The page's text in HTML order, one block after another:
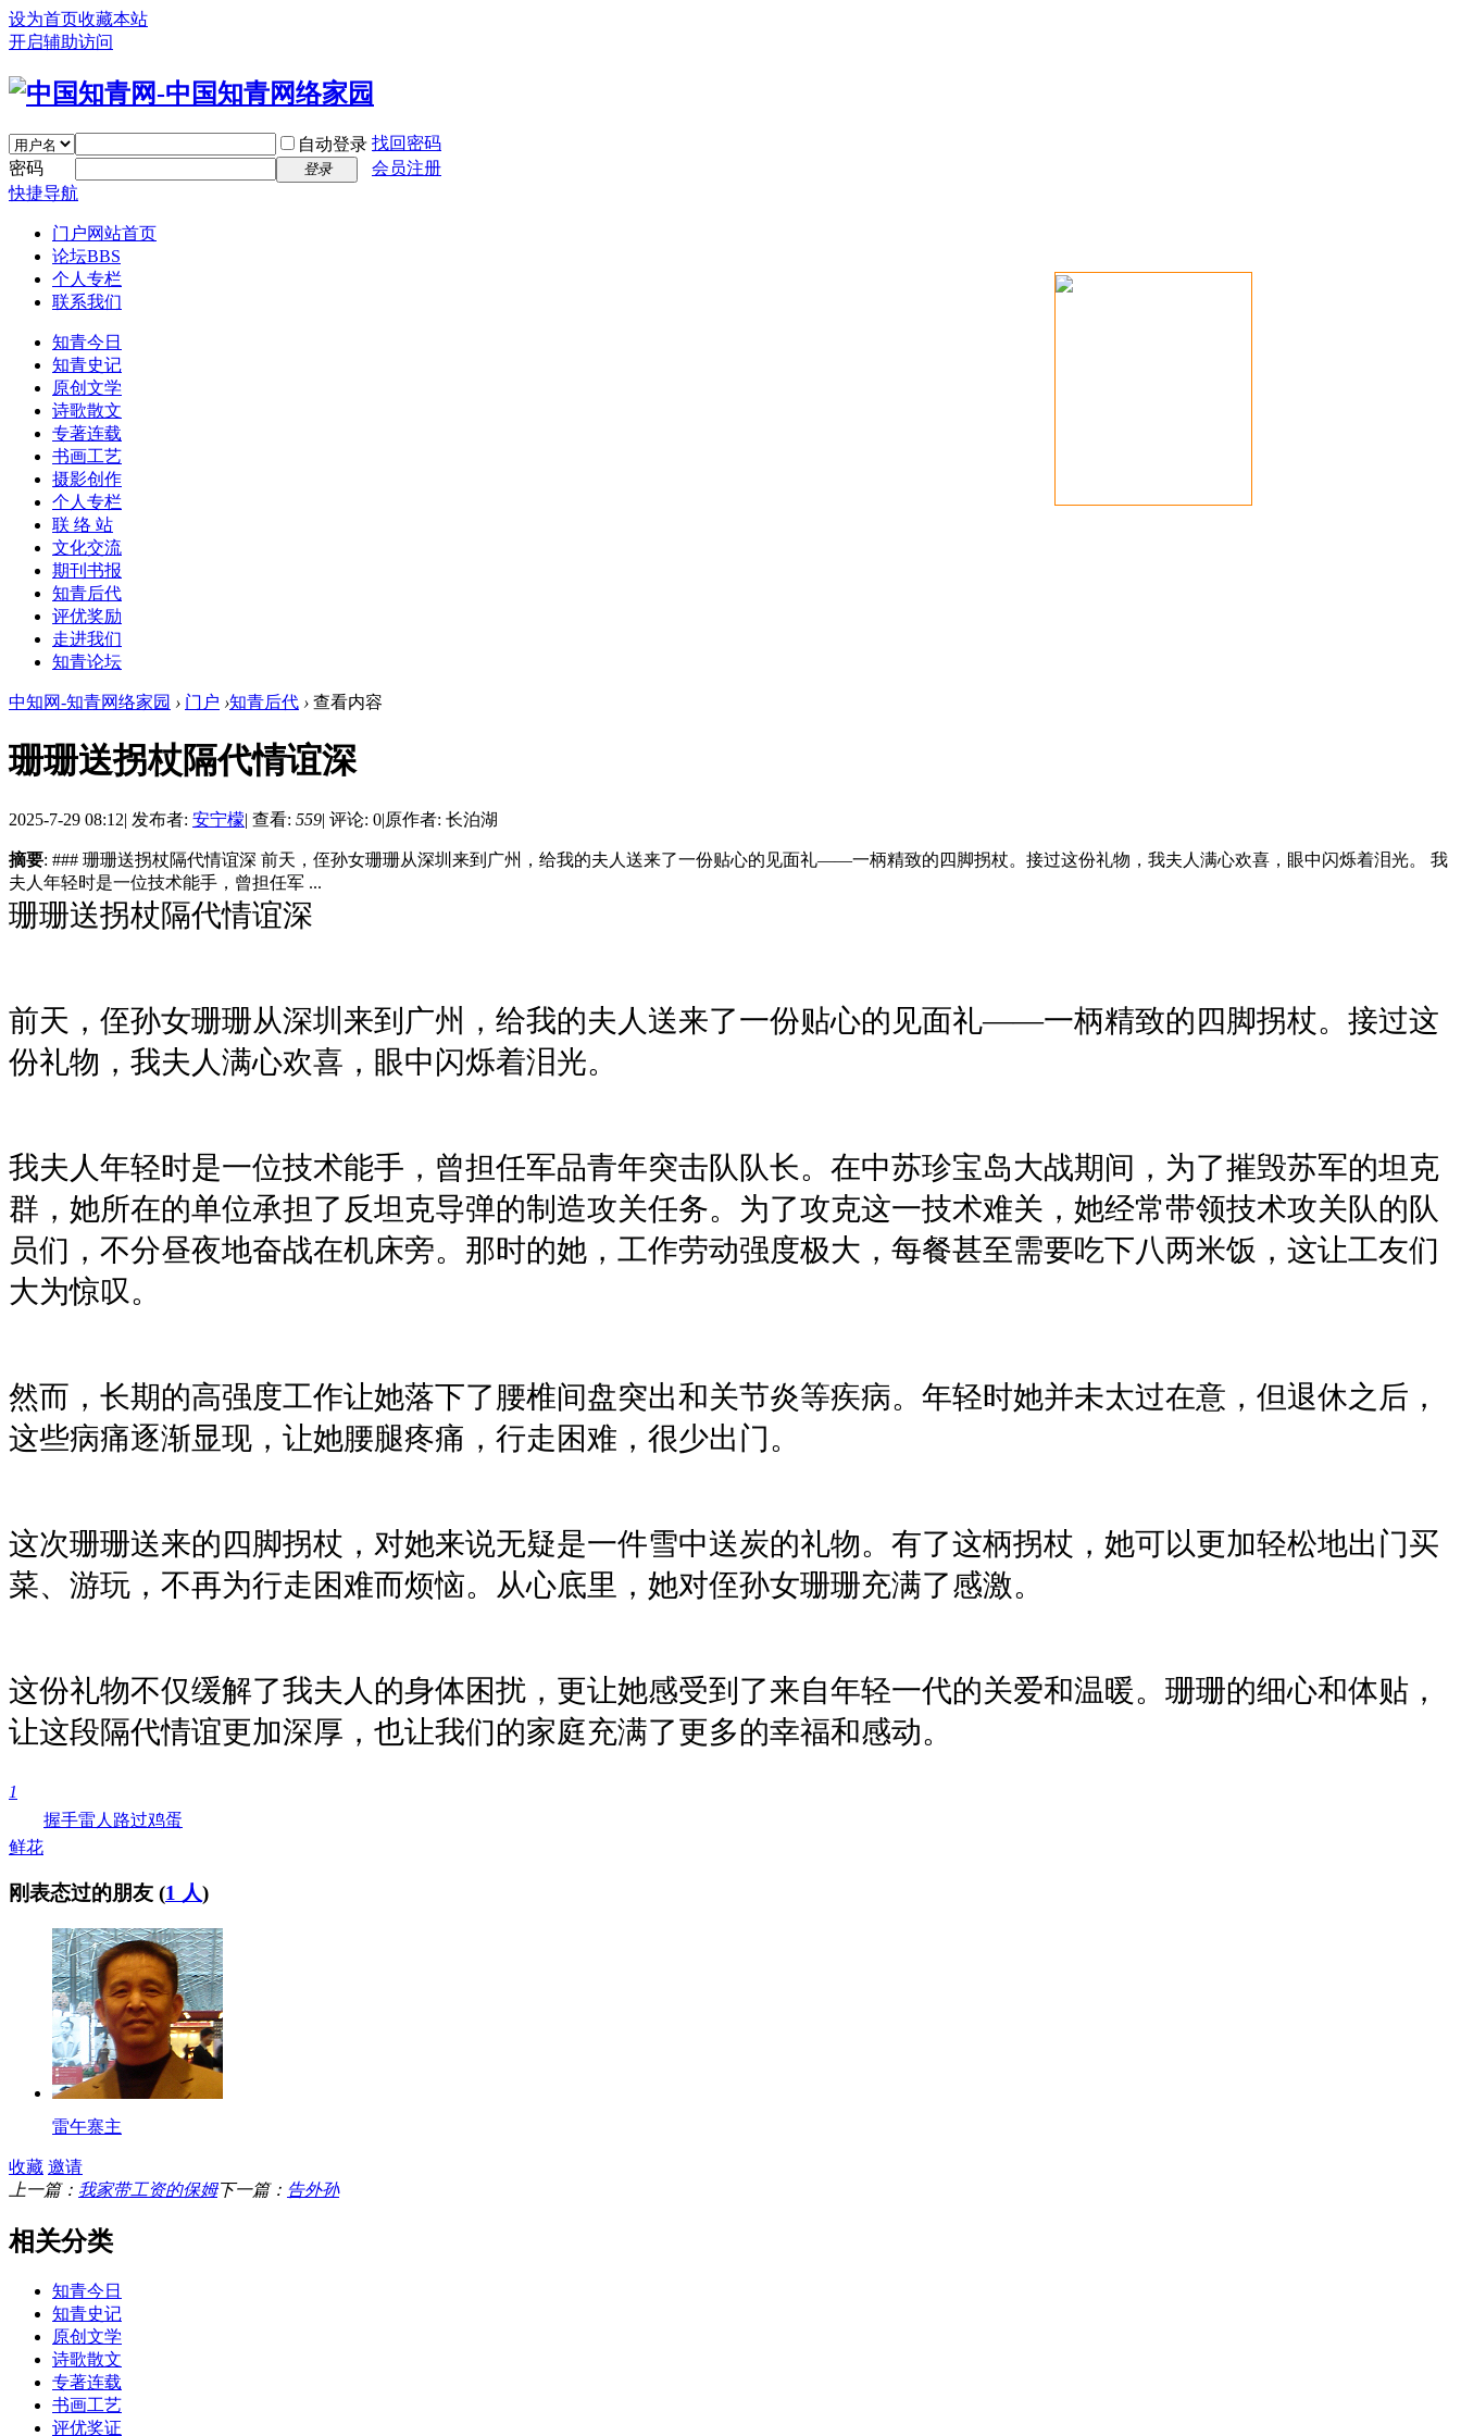
设为首页收藏本站
开启辅助访问
自动登录 找回密码
密码
登录
会员注册
快捷导航
门户网站首页
论坛BBS
个人专栏
联系我们
知青今日
知青史记
原创文学
诗歌散文
专著连载
书画工艺
摄影创作
个人专栏
联 络 站
文化交流
期刊书报
知青后代
评优奖励
走进我们
知青论坛
中知网-知青网络家园 › 门户 ›知青后代 › 查看内容
珊珊送拐杖隔代情谊深
2025-7-29 08:12| 发布者: 安宁檬| 查看: 559| 评论: 0|原作者: 长泊湖
摘要: ### 珊珊送拐杖隔代情谊深 前天，侄孙女珊珊从深圳来到广州，给我的夫人送来了一份贴心的见面礼——一柄精致的四脚拐杖。接过这份礼物，我夫人满心欢喜，眼中闪烁着泪光。 我
夫人年轻时是一位技术能手，曾担任军 ...
珊珊送拐杖隔代情谊深
前天，侄孙女珊珊从深圳来到广州，给我的夫人送来了一份贴心的见面礼——一柄精致的四脚拐杖。接过这
份礼物，我夫人满心欢喜，眼中闪烁着泪光。
我夫人年轻时是一位技术能手，曾担任军品青年突击队队长。在中苏珍宝岛大战期间，为了摧毁苏军的坦克
群，她所在的单位承担了反坦克导弹的制造攻关任务。为了攻克这一技术难关，她经常带领技术攻关队的队
员们，不分昼夜地奋战在机床旁。那时的她，工作劳动强度极大，每餐甚至需要吃下八两米饭，这让工友们
大为惊叹。
然而，长期的高强度工作让她落下了腰椎间盘突出和关节炎等疾病。年轻时她并未太过在意，但退休之后，
这些病痛逐渐显现，让她腰腿疼痛，行走困难，很少出门。
这次珊珊送来的四脚拐杖，对她来说无疑是一件雪中送炭的礼物。有了这柄拐杖，她可以更加轻松地出门买
菜、游玩，不再为行走困难而烦恼。从心底里，她对侄孙女珊珊充满了感激。
这份礼物不仅缓解了我夫人的身体困扰，更让她感受到了来自年轻一代的关爱和温暖。珊珊的细心和体贴，
让这段隔代情谊更加深厚，也让我们的家庭充满了更多的幸福和感动。
1
鲜花
握手雷人 路过鸡蛋
刚表态过的朋友 (1 人)
雷午寨主
收藏 邀请
上一篇： 我家带工资的保姆下一篇： 告外孙
相关分类
知青今日
知青史记
原创文学
诗歌散文
专著连载
书画工艺
评优奖证